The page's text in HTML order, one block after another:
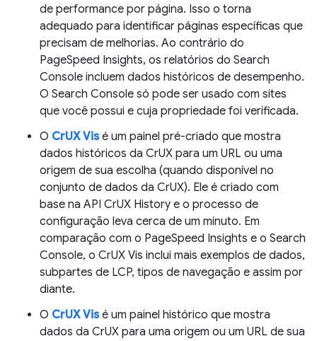
de performance por página. Isso o torna
adequado para identificar páginas específicas que
precisam de melhorias. Ao contrário do
PageSpeed Insights, os relatórios do Search
Console incluem dados históricos de desempenho.
O Search Console só pode ser usado com sites
que você possui e cuja propriedade foi verificada.
O CrUX Visé um painel pré-criado que mostra
dados históricos da CrUX para um URL ou uma
origem de sua escolha (quando disponível no
conjunto de dados da CrUX). Ele é criado com
base na API CrUX History e o processo de
configuração leva cerca de um minuto. Em
comparação com o PageSpeed Insights e o Search
Console, o CrUX Vis inclui mais exemplos de dados,
subpartes de LCP, tipos de navegação e assim por
diante.
O CrUX Visé um painel histórico que mostra
dados da CrUX para uma origem ou um URL de sua